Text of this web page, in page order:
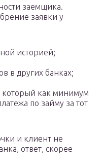
заемщика.
заявки у
историей;
в других банках;
который как минимум
по займу за тот
и клиент не
ответ, скорее